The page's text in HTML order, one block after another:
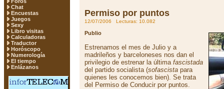
Chat
Encuestas
Juegos
Sexy
Libro visitas
Calculadoras
Traductor
Horóscopo
Numerología
El tiempo
Enlázanos
Permiso por puntos
12/07/2006 Lecturas: 10.082
Publio
Estrenamos el mes de Julio y a
madrileños y barceloneses nos dan el
privilegio de estrenar la última fascistada
del partido socialista (sofascista para
quienes les conocemos bien). Se trata
del Permiso de Conducir por puntos.